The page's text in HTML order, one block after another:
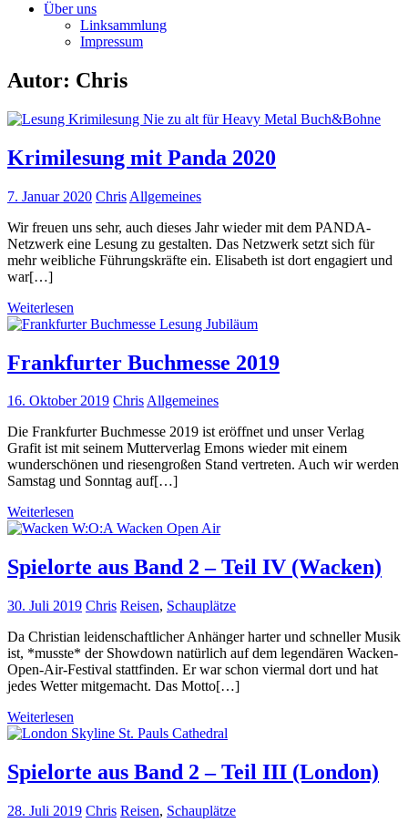
Über uns
Linksammlung
Impressum
Autor: Chris
Krimilesung mit Panda 2020
7. Januar 2020 Chris Allgemeines
Wir freuen uns sehr, auch dieses Jahr wieder mit dem PANDA-
Netzwerk eine Lesung zu gestalten. Das Netzwerk setzt sich für
mehr weibliche Führungskräfte ein. Elisabeth ist dort engagiert und
war[…]
Weiterlesen
Frankfurter Buchmesse 2019
16. Oktober 2019 ChrisAllgemeines
Die Frankfurter Buchmesse 2019 ist eröffnet und unser Verlag
Grafit ist mit seinem Mutterverlag Emons wieder mit einem
wunderschönen und riesengroßen Stand vertreten. Auch wir werden
Samstag und Sonntag auf[…]
Weiterlesen
Spielorte aus Band 2 – Teil IV (Wacken)
30. Juli 2019 Chris Reisen, Schauplätze
Da Christian leidenschaftlicher Anhänger harter und schneller Musik
ist, *musste* der Showdown natürlich auf dem legendären Wacken-
Open-Air-Festival stattfinden. Er war schon viermal dort und hat
jedes Wetter mitgemacht. Das Motto[…]
Weiterlesen
Spielorte aus Band 2 – Teil III (London)
28. Juli 2019 Chris Reisen, Schauplätze